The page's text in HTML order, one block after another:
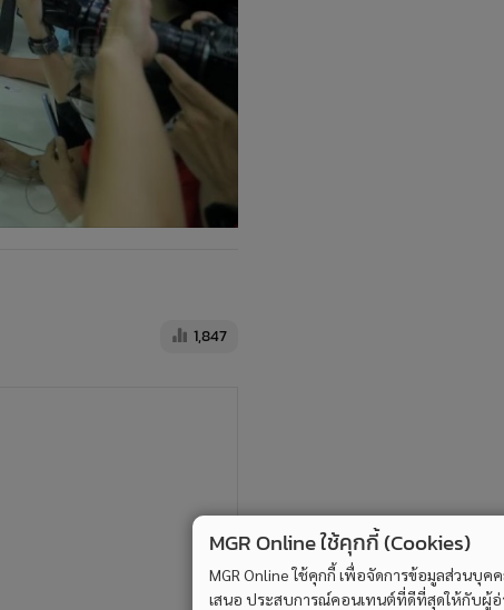
1,847
MGR Online ใช้คุกกี้ (Cookies)
MGR Online ใช้คุกกี้ เพื่อจัดการข้อมูลส่วนบุค
เสนอ ประสบการณ์คอนเทนต์ที่ดีที่สุดให้กับผู้